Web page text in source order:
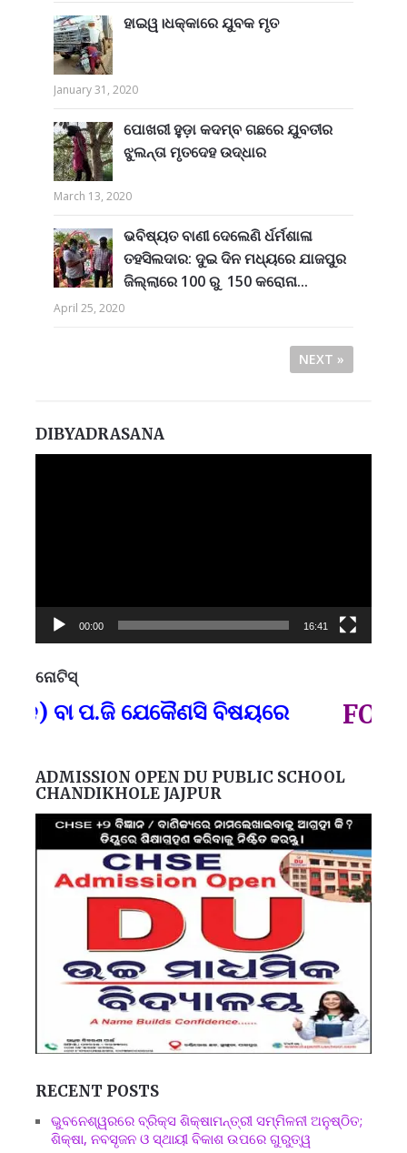
ହାଇୱ।ଧକ୍କାରେ ଯୁବକ ମୃତ
January 31, 2020
ପୋଖରୀ ହୁଡ଼ା କଦମ୍ବ ଗଛରେ ଯୁବତୀର
ଝୁଲନ୍ତା ମୃତଦେହ ଉଦ୍ଧାର
March 13, 2020
ଭବିଷ୍ୟତ ବାଣୀ ଦେଲେଣି ର୍ଧର୍ମଶାଳା
ତହସିଲଦାର: ଦୁଇ ଦିନ ମଧ୍ୟରେ ଯାଜପୁର
ଜିଲ୍ଲାରେ 100 ରୁ 150 କରୋନା...
April 25, 2020
NEXT »
DIBYADRASANA
00:00 16:41
ନୋଟିସ୍
ବା ପ.ଜି ଯେକୈଣସି ବିଷୟରେ FOR
ADMISSION OPEN DU PUBLIC SCHOOL
CHANDIKHOLE JAJPUR
RECENT POSTS
ଭୁବନେଶ୍ୱରରେ ବ୍ରିକ୍ସ ଶିକ୍ଷାମନ୍ତ୍ରୀ ସମ୍ମିଳନୀ ଅନୁଷ୍ଠିତ;
ଶିକ୍ଷା, ନବସୃଜନ ଓ ସ୍ଥାୟୀ ବିକାଶ ଉପରେ ଗୁରୁତ୍ୱ